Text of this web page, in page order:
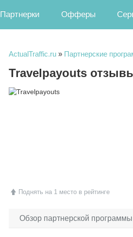
Партнерки Офферы
ActualTraffic.ru » Партнерские
Travelpayouts
Поднять на 1 место в рейтинге
Обзор партнерской программы